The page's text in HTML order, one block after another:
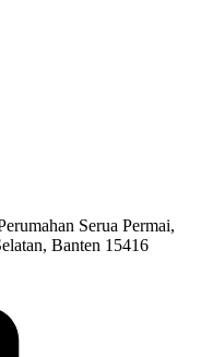
Serua Permai,
Banten 15416